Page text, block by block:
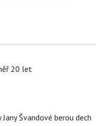
20 let
Švandové berou dech